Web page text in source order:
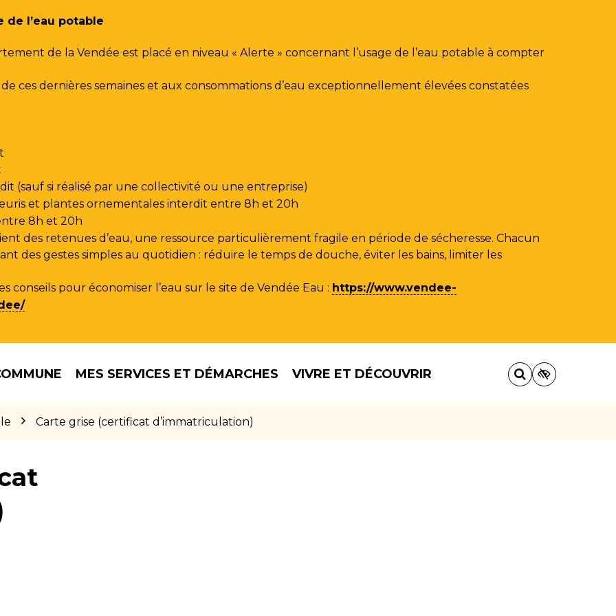
de l’eau potable
de la Vendée est placé en niveau « Alerte » concernant l’usage de l’eau potable à compter
ces dernières semaines et aux consommations d’eau exceptionnellement élevées constatées
(sauf si réalisé par une collectivité ou une entreprise)
et plantes ornementales interdit entre 8h et 20h
8h et 20h
des retenues d’eau, une ressource particulièrement fragile en période de sécheresse. Chacun
des gestes simples au quotidien : réduire le temps de douche, éviter les bains, limiter les
conseils pour économiser l’eau sur le site de Vendée Eau : https://www.vendee-
MES SERVICES ET DÉMARCHES VIVRE ET DÉCOUVRIR
Carte grise (certificat d’immatriculation)